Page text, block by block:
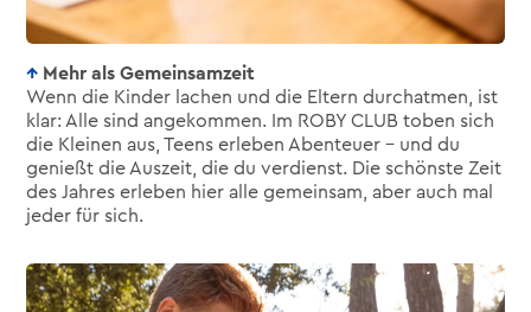
Mehr als Gemeinsamzeit
Wenn die Kinder lachen und die Eltern durchatmen, ist
klar: Alle sind angekommen. Im ROBY CLUB toben sich
die Kleinen aus, Teens erleben Abenteuer – und du
genießt die Auszeit, die du verdienst. Die schönste Zeit
des Jahres erleben hier alle gemeinsam, aber auch mal
jeder für sich.